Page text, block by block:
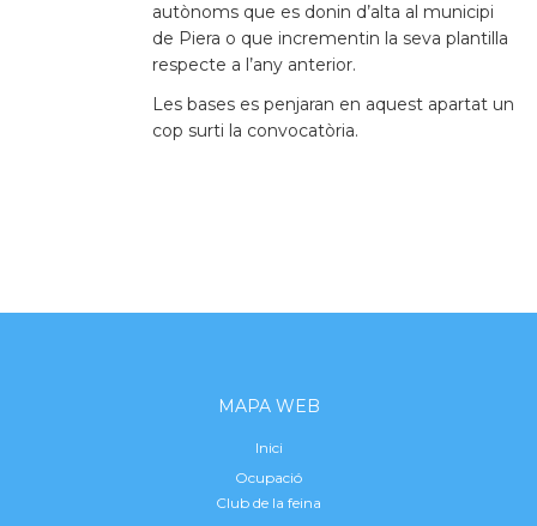
autònoms que es donin d’alta al municipi
de Piera o que incrementin la seva plantilla
respecte a l’any anterior.
Les bases es penjaran en aquest apartat un
cop surti la convocatòria.
MAPA WEB
Inici
Ocupació
Club de la feina